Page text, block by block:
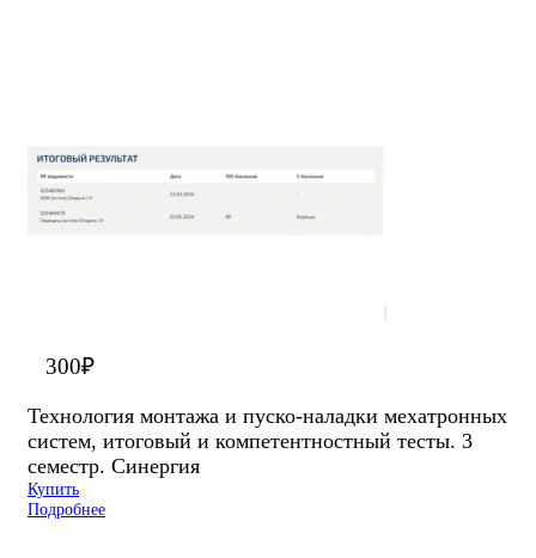
300₽
Технология монтажа и пуско-наладки мехатронных
систем, итоговый и компетентностный тесты. 3
семестр. Синергия
Купить
Подробнее